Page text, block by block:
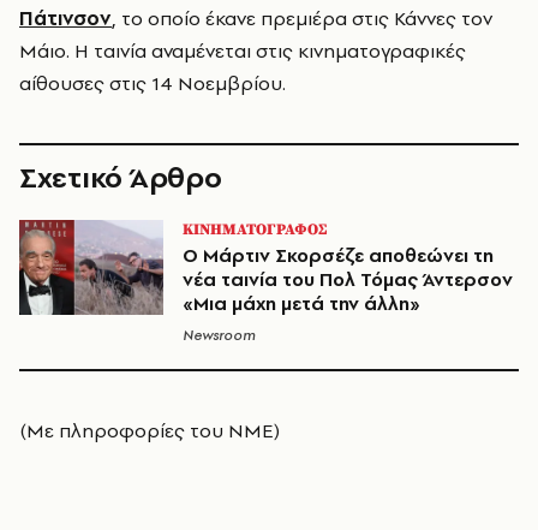
Πάτινσον, το οποίο έκανε πρεμιέρα στις Κάννες τον
Μάιο. Η ταινία αναμένεται στις κινηματογραφικές
αίθουσες στις 14 Νοεμβρίου.
Σχετικό Άρθρο
ΚΙΝΗΜΑΤΟΓΡΑΦΟΣ
Ο Μάρτιν Σκορσέζε αποθεώνει τη
νέα ταινία του Πολ Τόμας Άντερσον
«Μια μάχη μετά την άλλη»
Newsroom
(Με πληροφορίες του ΝΜΕ)